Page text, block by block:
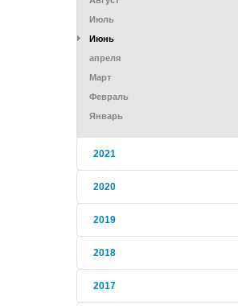
Июль
Июнь
апреля
Mарт
Февраль
Январь
2021
2020
2019
2018
2017